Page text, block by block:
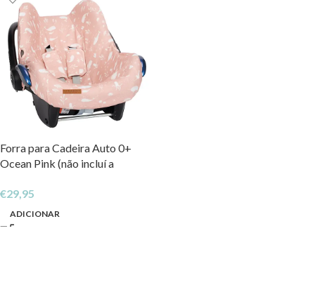
Forra para Cadeira Auto 0+
Ocean Pink (não incluí a
€29,95
ADICIONAR